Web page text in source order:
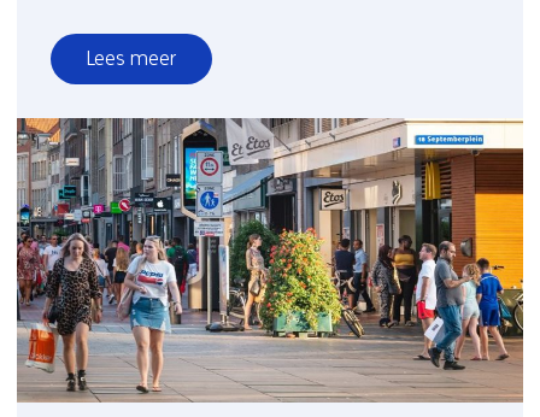
Lees meer
over
Cabauw
de
atmosferische
supersite
voor
beter
begrip
van
lucht
en
klimaat